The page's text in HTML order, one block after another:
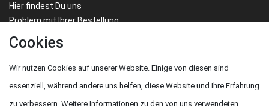
Hier findest Du uns
Problem mit Ihrer Bestellung
FAQ/HILFE
Karl Amesbichler GmbH
Cookies
Wir nutzen Cookies auf unserer Website. Einige von diesen sind
essenziell, während andere uns helfen, diese Website und Ihre Erfahrung
zu verbessern. Weitere Informationen zu den von uns verwendeten